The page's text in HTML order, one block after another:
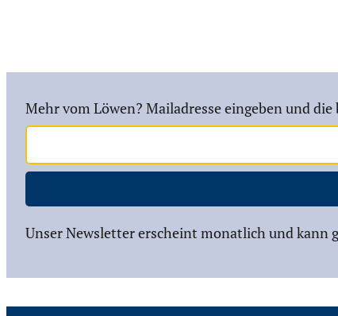
Mehr vom Löwen? Mailadresse eingeben und
Unser Newsletter erscheint monatlich und kann